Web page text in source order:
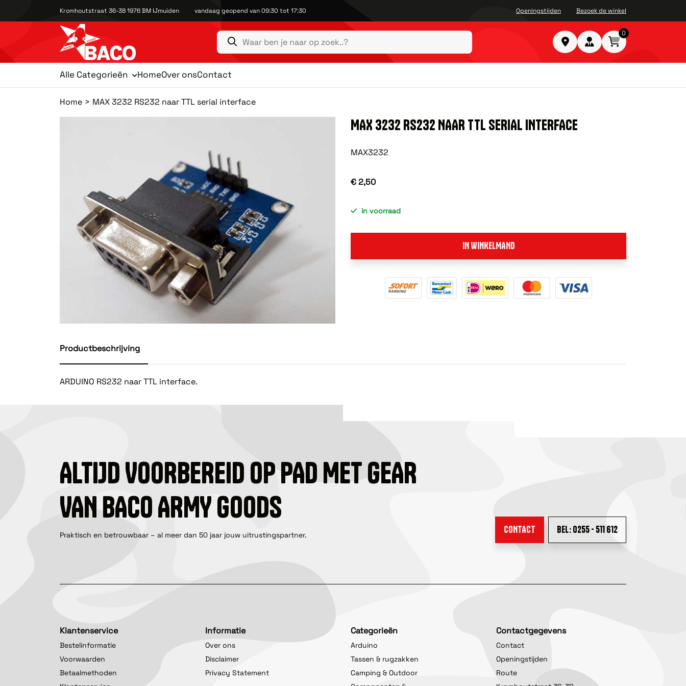
Kromhoutstraat 36-38 1976 BM IJmuiden vandaag geopend van 09:30 tot 17:30 Openingstijden Bezoek de winkel
0
Alle Categorieën HomeOver onsContact
Home MAX 3232 RS232 naar TTL serial interface
MAX 3232 RS232 NAAR TTL SERIAL INTERFACE
MAX3232
€ 2,50
in voorraad
IN WINKELMAND
Productbeschrijving
ARDUINO RS232 naar TTL interface.
ALTIJD VOORBEREID OP PAD MET GEAR
VAN BACO ARMY GOODS
Praktisch en betrouwbaar – al meer dan 50 jaar jouw uitrustingspartner. CONTACT BEL: 0255 - 511 612
Klantenservice
Bestelinformatie
Voorwaarden
Betaalmethoden
Informatie
Over ons
Disclaimer
Privacy Statement
Categorieën
Arduino
Tassen & rugzakken
Camping & Outdoor
Contactgegevens
Contact
Openingstijden
Route